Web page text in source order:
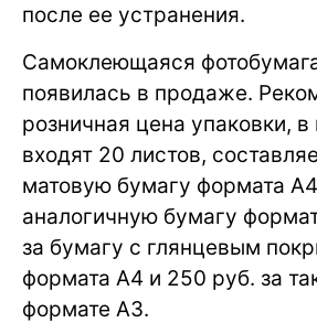
после ее устранения.
Самоклеющаяся
появилась в продаже.
розничная цена упаковки,
входят 20 листов,
матовую бумагу формата
аналогичную бумагу
за бумагу с глянцевым
формата А4 и 250 руб. за
формате А3.